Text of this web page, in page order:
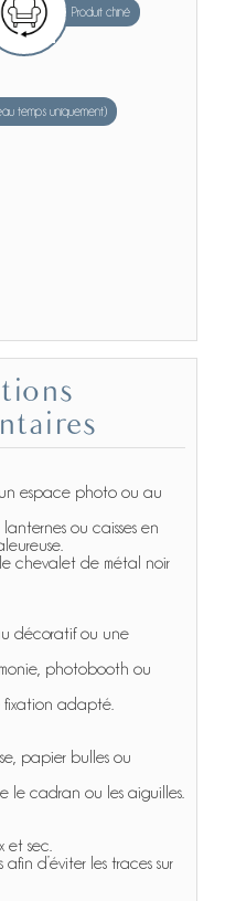
Produit chiné
temps uniquement)
espace photo ou au
ou caisses en
chevalet de métal noir
décoratif ou une
photobooth ou
fixation adapté.
papier bulles ou
le cadran ou les aiguilles.
et sec.
d’éviter les traces sur